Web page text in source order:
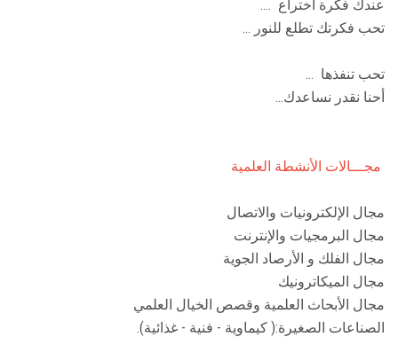
عندك فكرة اختراع ....
تحب فكرتك تطلع للنور ...
تحب تنفذها ...
أحنا نقدر نساعدك...
مجـــالات الأنشطة العلمية
مجال الإلكترونيات والاتصال
مجال البرمجيات والإنترنت
مجال الفلك و الأرصاد الجوية
مجال الميكاترونيك
مجال الأبحاث العلمية وقصص الخيال العلمي
الصناعات الصغيرة:( كيماوية - فنية - غذائية).